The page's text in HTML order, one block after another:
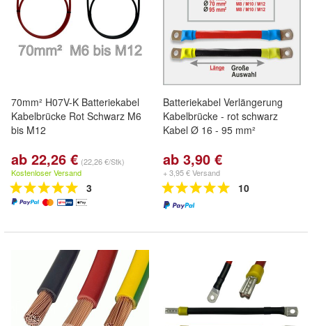
70mm² H07V-K Batteriekabel
Kabelbrücke Rot Schwarz M6
bis M12
ab 22,26 € (22,26 €/Stk)
Kostenloser Versand
3
Batteriekabel Verlängerung
Kabelbrücke - rot schwarz
Kabel Ø 16 - 95 mm²
ab 3,90 €
+ 3,95 € Versand
10